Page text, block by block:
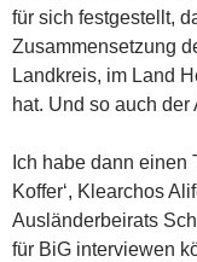
für sich festgestellt,
Zusammensetzung
Landkreis, im Land
hat. Und so auch der
Ich habe dann einen
Koffer‘, Klearchos
Ausländerbeirats
für BiG interviewen